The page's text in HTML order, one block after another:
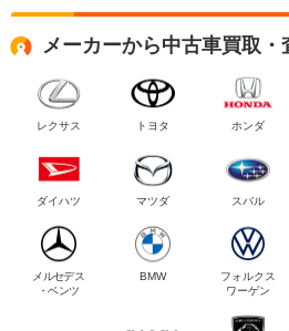
メーカーから中古車買取
レクサス トヨタ ホンダ
ダイハツ マツダ スバル
メルセデス
・ベンツ
BMW
フォルクス
ワーゲン